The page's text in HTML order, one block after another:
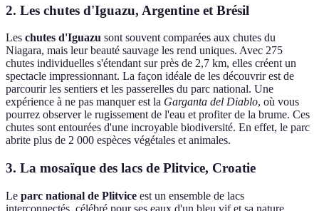
2. Les chutes d'Iguazu, Argentine et Brésil
Les chutes d'Iguazu sont souvent comparées aux chutes du
Niagara, mais leur beauté sauvage les rend uniques. Avec 275
chutes individuelles s'étendant sur près de 2,7 km, elles créent un
spectacle impressionnant. La façon idéale de les découvrir est de
parcourir les sentiers et les passerelles du parc national. Une
expérience à ne pas manquer est la Garganta del Diablo, où vous
pourrez observer le rugissement de l'eau et profiter de la brume. Ces
chutes sont entourées d'une incroyable biodiversité. En effet, le parc
abrite plus de 2 000 espèces végétales et animales.
3. La mosaïque des lacs de Plitvice, Croatie
Le parc national de Plitvice est un ensemble de lacs
interconnectés, célébré pour ses eaux d'un bleu vif et sa nature